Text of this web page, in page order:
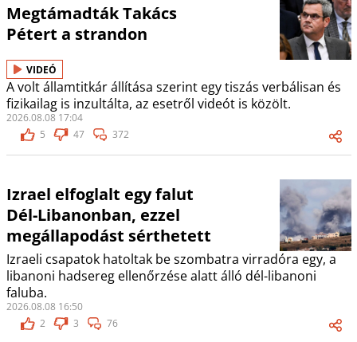
Megtámadták Takács
Pétert a strandon
VIDEÓ
A volt államtitkár állítása szerint egy tiszás verbálisan és
fizikailag is inzultálta, az esetről videót is közölt.
2026.08.08 17:04
5
47 372
Izrael elfoglalt egy falut
Dél-Libanonban, ezzel
megállapodást sérthetett
Izraeli csapatok hatoltak be szombatra virradóra egy, a
libanoni hadsereg ellenőrzése alatt álló dél-libanoni
faluba.
2026.08.08 16:50
2
3 76